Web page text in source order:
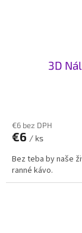
3D
€6 bez DPH
€6 / ks
Bez teba by naše
ranné kávo.